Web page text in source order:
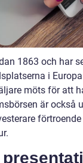
1863 och har
i
möts för att
är också